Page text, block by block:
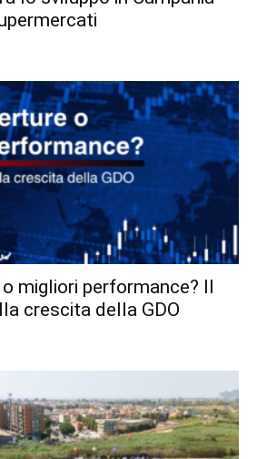
migliori performance? Il
crescita della GDO